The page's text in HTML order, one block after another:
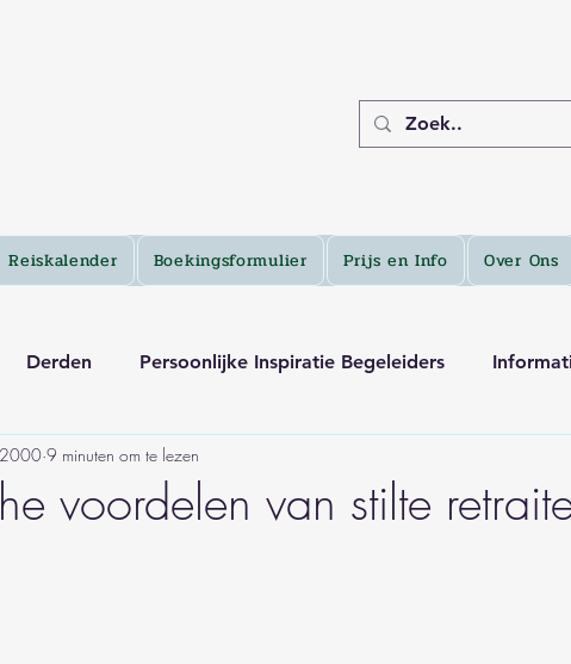
Reiskalender Boekingsformulier Prijs en Info Over Ons
Derden Persoonlijke Inspiratie Begeleiders
voordelen van stilte
9 minuten om te lezen